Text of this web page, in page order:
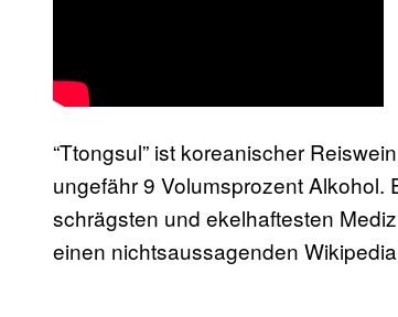
“Ttongsul” ist koreanischer
ungefähr 9 Volumsprozent
schrägsten und ekelhaftesten
einen nichtsaussagenden